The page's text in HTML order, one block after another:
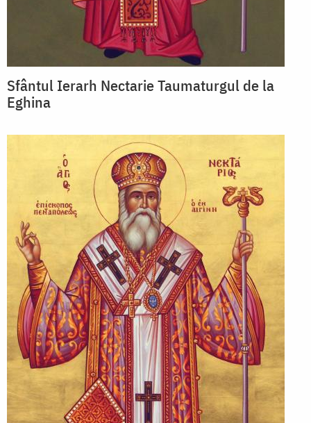
Sfântul Ierarh Nectarie Taumaturgul de la
Eghina